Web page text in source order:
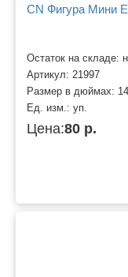
CN Фигура Мини
Остаток на складе:
Артикул: 21997
Размер в дюймах: 14
Ед. изм.: уп.
Цена:80 р.